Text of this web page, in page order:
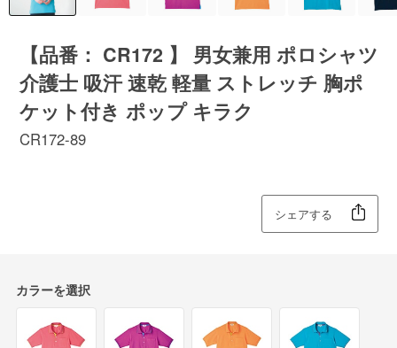
【品番： CR172 】 男女兼用 ポロシャツ
介護士 吸汗 速乾 軽量 ストレッチ 胸ポ
ケット付き ポップ キラク
CR172-89
シェアする
カラーを選択